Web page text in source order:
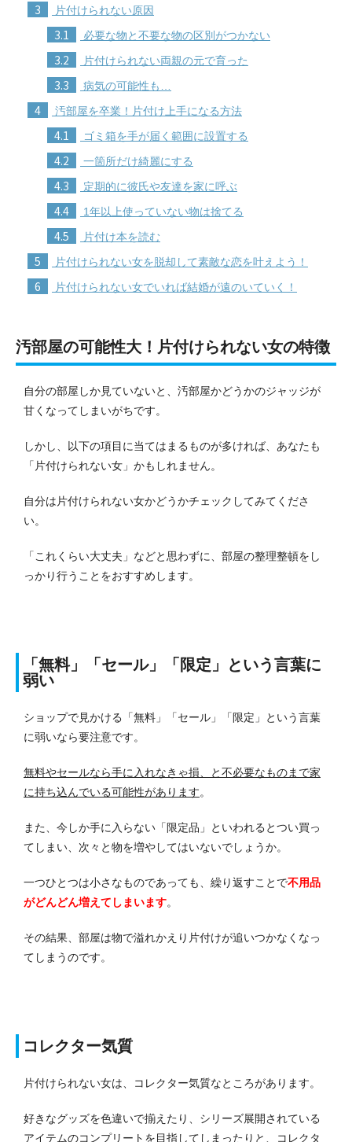
3 片付けられない原因
3.1 必要な物と不要な物の区別がつかない
3.2 片付けられない両親の元で育った
3.3 病気の可能性も…
4 汚部屋を卒業！片付け上手になる方法
4.1 ゴミ箱を手が届く範囲に設置する
4.2 一箇所だけ綺麗にする
4.3 定期的に彼氏や友達を家に呼ぶ
4.4 1年以上使っていない物は捨てる
4.5 片付け本を読む
5 片付けられない女を脱却して素敵な恋を叶えよう！
6 片付けられない女でいれば結婚が遠のいていく！
汚部屋の可能性大！片付けられない女の特徴
自分の部屋しか見ていないと、汚部屋かどうかのジャッジが
甘くなってしまいがちです。
しかし、以下の項目に当てはまるものが多ければ、あなたも
「片付けられない女」かもしれません。
自分は片付けられない女かどうかチェックしてみてくださ
い。
「これくらい大丈夫」などと思わずに、部屋の整理整頓をし
っかり行うことをおすすめします。
「無料」「セール」「限定」という言葉に
弱い
ショップで見かける「無料」「セール」「限定」という言葉
に弱いなら要注意です。
無料やセールなら手に入れなきゃ損、と不必要なものまで家
に持ち込んでいる可能性があります。
また、今しか手に入らない「限定品」といわれるとつい買っ
てしまい、次々と物を増やしてはいないでしょうか。
一つひとつは小さなものであっても、繰り返すことで不用品
がどんどん増えてしまいます。
その結果、部屋は物で溢れかえり片付けが追いつかなくなっ
てしまうのです。
コレクター気質
片付けられない女は、コレクター気質なところがあります。
好きなグッズを色違いで揃えたり、シリーズ展開されている
アイテムのコンプリートを目指してしまったりと、コレクタ